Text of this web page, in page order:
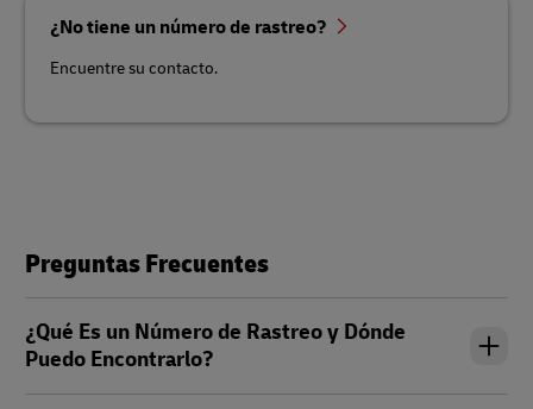
¿No tiene un número de rastreo?
Encuentre su contacto.
Preguntas Frecuentes
¿Qué Es un Número de Rastreo y Dónde
Puedo Encontrarlo?